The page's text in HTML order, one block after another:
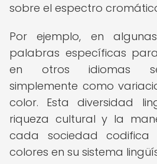
sobre el espectro
Por ejemplo, en
palabras específicas
en otros idiomas se
simplemente como
color. Esta diversidad
riqueza cultural y la
cada sociedad codifica
colores en su sistema